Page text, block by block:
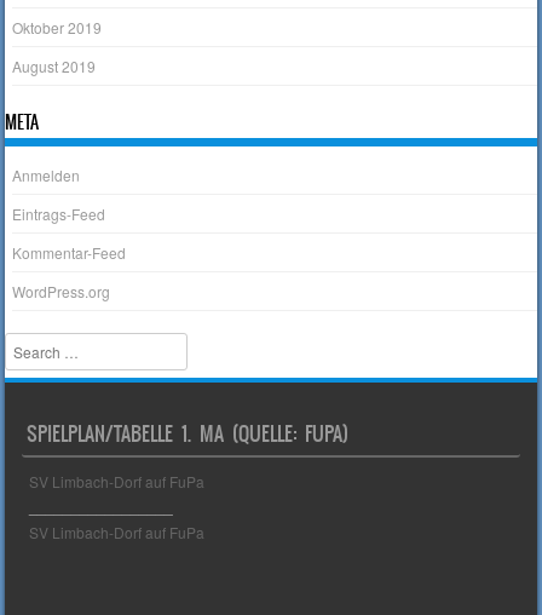
Oktober 2019
August 2019
META
Anmelden
Eintrags-Feed
Kommentar-Feed
WordPress.org
Search
SPIELPLAN/TABELLE 1. MA (QUELLE: FUPA)
SV Limbach-Dorf auf FuPa
SV Limbach-Dorf auf FuPa